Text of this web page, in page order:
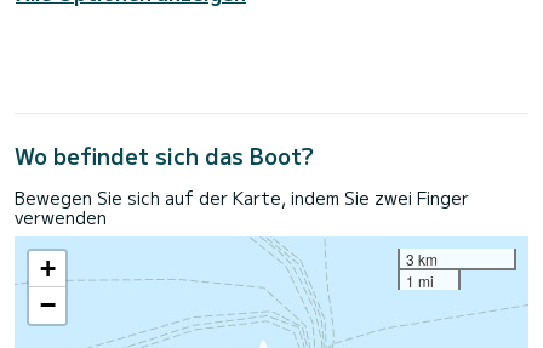
Wo befindet sich das Boot?
Bewegen Sie sich auf der Karte, indem Sie zwei Finger
verwenden
+
−
3 km
1 mi